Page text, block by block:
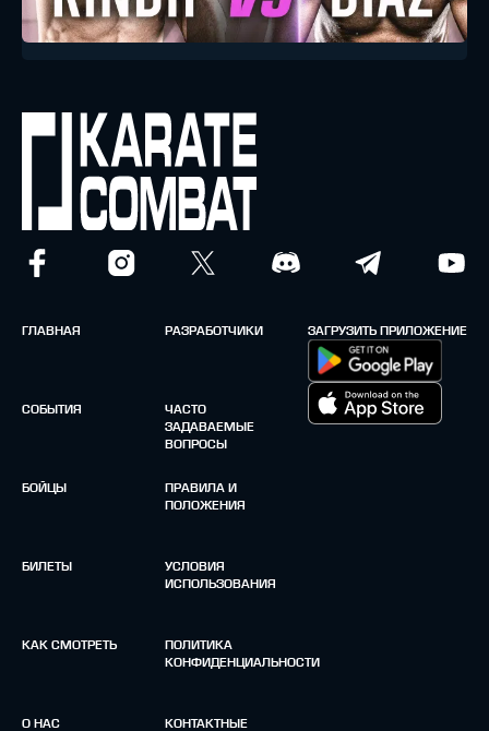
ГЛАВНАЯ
СОБЫТИЯ
БОЙЦЫ
БИЛЕТЫ
КАК СМОТРЕТЬ
О НАС
РАЗРАБОТЧИКИ
ЧАСТО
ЗАДАВАЕМЫЕ
ВОПРОСЫ
ПРАВИЛА И
ПОЛОЖЕНИЯ
УСЛОВИЯ
ИСПОЛЬЗОВАНИЯ
ПОЛИТИКА
КОНФИДЕНЦИАЛЬНОСТИ
КОНТАКТНЫЕ
ЗАГРУЗИТЬ ПРИЛОЖЕНИЕ